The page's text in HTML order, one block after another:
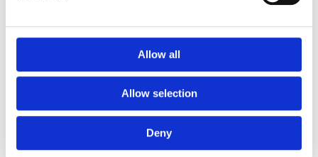
Allow all
Allow selection
Deny
Nordic rubber safe tiles 40
mm – fallhöjd upp till 1,5
Nordic rubber safe tiles 55